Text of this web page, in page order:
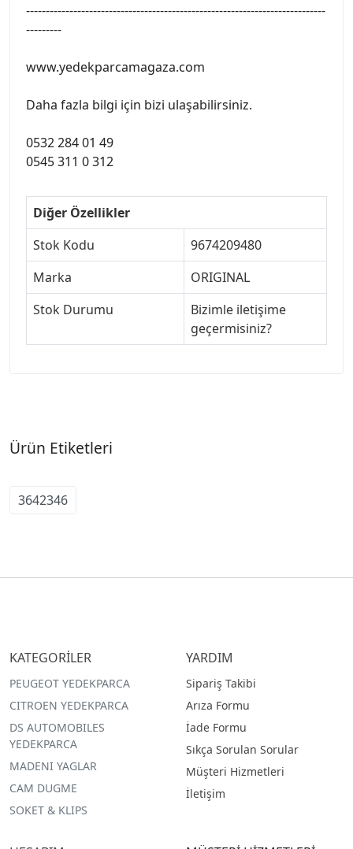
----------------------------------------------------------------------------
---------
www.yedekparcamagaza.com
Daha fazla bilgi için bizi ulaşabilirsiniz.
0532 284 01 49
0545 311 0 312
Diğer Özellikler
Stok Kodu
9674209480
Marka
ORIGINAL
Stok Durumu
Bizimle iletişime
geçermisiniz?
Ürün Etiketleri
3642346
KATEGORİLER
PEUGEOT YEDEKPARCA
CITROEN YEDEKPARCA
DS AUTOMOBILES
YEDEKPARCA
MADENI YAGLAR
CAM DUGME
SOKET & KLIPS
YARDIM
Sipariş Takibi
Arıza Formu
İade Formu
Sıkça Sorulan Sorular
Müşteri Hizmetleri
İletişim